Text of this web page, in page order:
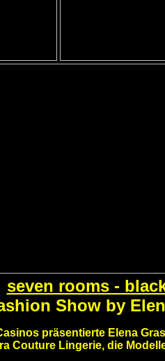
seven rooms -
Show by
präsentierte Elena
Couture Lingerie, die